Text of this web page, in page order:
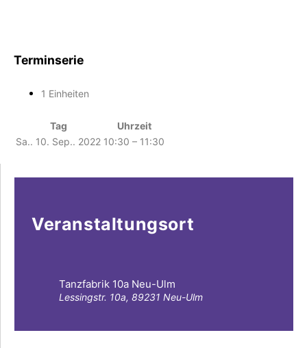
Terminserie
1 Einheiten
Tag
Uhrzeit
Sa.. 10. Sep.. 2022 10:30 – 11:30
Veranstaltungsort
Tanzfabrik 10a Neu-Ulm
Lessingstr. 10a, 89231 Neu-Ulm